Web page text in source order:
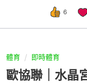
6
體育 即時體育
歐協聯｜水晶